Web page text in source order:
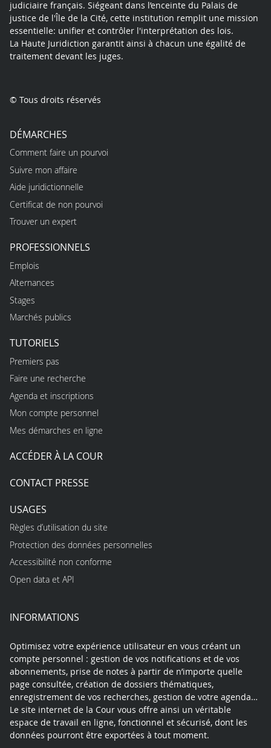
judiciaire français. Siégeant dans l’enceinte du Palais de
justice de l'Île de la Cité, cette institution remplit une mission
essentielle: unifier et contrôler l'interprétation des lois.
La Haute Juridiction garantit ainsi à chacun une égalité de
traitement devant les juges.
© Tous droits réservés
DÉMARCHES
Comment faire un pourvoi
Suivre mon affaire
Aide juridictionnelle
Certificat de non pourvoi
Trouver un expert
PROFESSIONNELS
Emplois
Alternances
Stages
Marchés publics
TUTORIELS
Premiers pas
Faire une recherche
Agenda et inscriptions
Mon compte personnel
Mes démarches en ligne
ACCÉDER À LA COUR
CONTACT PRESSE
USAGES
Règles d’utilisation du site
Protection des données personnelles
Accessibilité non conforme
Open data et API
INFORMATIONS
Optimisez votre expérience utilisateur en vous créant un
compte personnel : gestion de vos notifications et de vos
abonnements, prise de notes à partir de n’importe quelle
page consultée, création de dossiers thématiques,
enregistrement de vos recherches, gestion de votre agenda…
Le site internet de la Cour vous offre ainsi un véritable
espace de travail en ligne, fonctionnel et sécurisé, dont les
données pourront être exportées à tout moment.